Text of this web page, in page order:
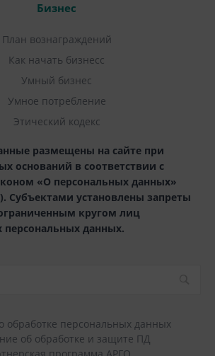
Бизнес
План вознаграждений
Как начать бизнесс
Умный бизнес
Умное потребление
Этический кодекс
размещены на сайте при
оснований в соответствии с
«О персональных данных»
Субъектами установлены запреты
кругом лиц
данных.
обработке персональных данных
об обработке и защите ПД